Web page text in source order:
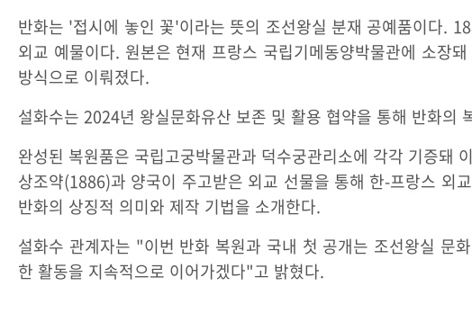
반화는 '접시에 놓인 꽃'이라는 뜻의 조선왕실 분재 공예품이다.
외교 예물이다. 원본은 현재 프랑스 국립기메동양박물관에 소장
방식으로 이뤄졌다.
설화수는 2024년 왕실문화유산 보존 및 활용 협약을 통해 반화
완성된 복원품은 국립고궁박물관과 덕수궁관리소에 각각 기증돼
상조약(1886)과 양국이 주고받은 외교 선물을 통해 한-프랑스 외
반화의 상징적 의미와 제작 기법을 소개한다.
설화수 관계자는 "이번 반화 복원과 국내 첫 공개는 조선왕실 문
한 활동을 지속적으로 이어가겠다"고 밝혔다.